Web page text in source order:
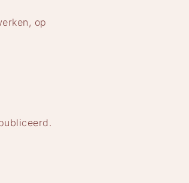
op